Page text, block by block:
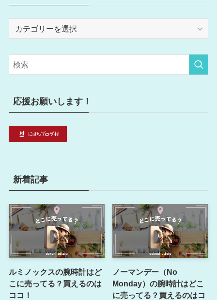
リ
ー
応援お願いします！
新着記事
ルミノックスの腕時計はど
こに売ってる？買えるのは
ココ！
ノーマンデー（No
Monday）の腕時計はどこ
に売ってる？買えるのはコ